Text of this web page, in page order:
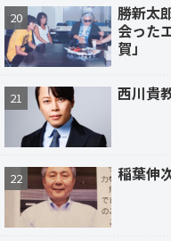
勝新太
会った
賀」
西川貴
稲葉伸